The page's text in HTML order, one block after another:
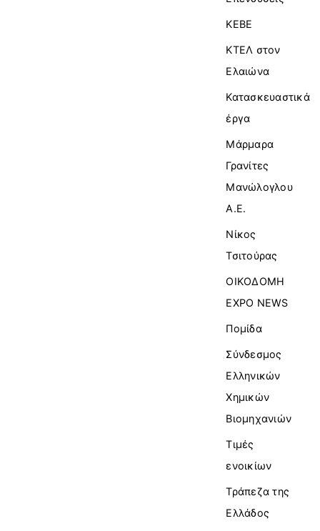
ΚΕΒΕ
ΚΤΕΛ στον
Ελαιώνα
Κατασκευαστικά
έργα
Μάρμαρα
Γρανίτες
Μανώλογλου
Α.Ε.
Νίκος
Τσιτούρας
ΟΙΚΟΔΟΜΗ
EXPO NEWS
Πομίδα
Σύνδεσμος
Ελληνικών
Χημικών
Βιομηχανιών
Τιμές
ενοικίων
Τράπεζα της
Ελλάδος